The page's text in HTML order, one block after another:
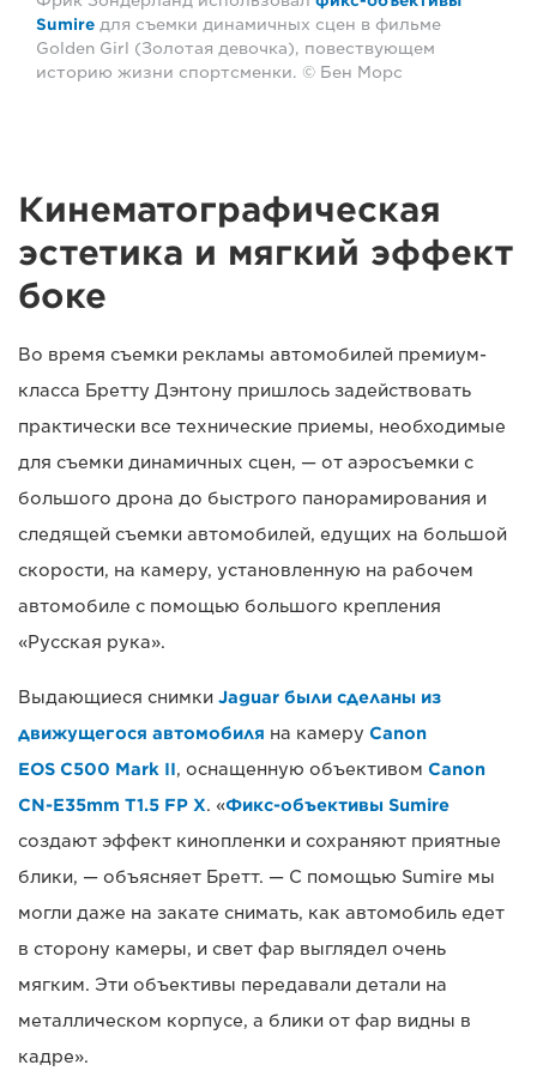
Sumire для съемки динамичных сцен в фильме
Golden Girl (Золотая девочка), повествующем
историю жизни спортсменки. © Бен Морс
Кинематографическая
эстетика и мягкий эффект
боке
Во время съемки рекламы автомобилей премиум-
класса Бретту Дэнтону пришлось задействовать
практически все технические приемы, необходимые
для съемки динамичных сцен, — от аэросъемки с
большого дрона до быстрого панорамирования и
следящей съемки автомобилей, едущих на большой
скорости, на камеру, установленную на рабочем
автомобиле с помощью большого крепления
«Русская рука».
Выдающиеся снимки Jaguar были сделаны из
движущегося автомобиля на камеру Canon
EOS C500 Mark II, оснащенную объективом Canon
CN-E35mm T1.5 FP X. «Фикс-объективы Sumire
создают эффект кинопленки и сохраняют приятные
блики, — объясняет Бретт. — С помощью Sumire мы
могли даже на закате снимать, как автомобиль едет
в сторону камеры, и свет фар выглядел очень
мягким. Эти объективы передавали детали на
металлическом корпусе, а блики от фар видны в
кадре».